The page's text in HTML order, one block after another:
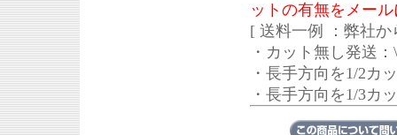
ットの有無をメー
[ 送料一例 ：弊社
・カット無し発送
・長手方向を1/2カ
・長手方向を1/3カ